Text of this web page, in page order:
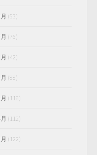
(53)
(76)
(42)
(88)
(116)
(112)
(122)